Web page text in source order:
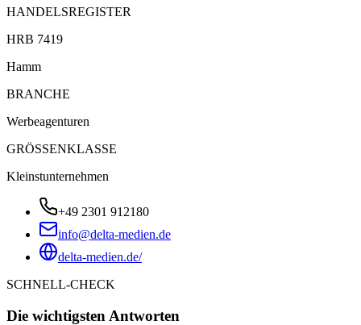
HANDELSREGISTER
HRB 7419
Hamm
BRANCHE
Werbeagenturen
GRÖSSENKLASSE
Kleinstunternehmen
+49 2301 912180
info@delta-medien.de
delta-medien.de/
SCHNELL-CHECK
Die wichtigsten Antworten